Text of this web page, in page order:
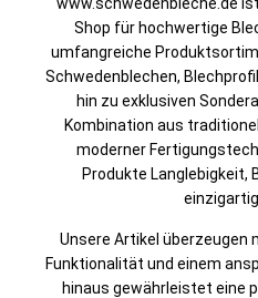
Shop für hochwertige
umfangreiche
Schwedenblechen,
hin zu exklusiven
Kombination aus
moderner
Produkte Langlebigkeit,
Unsere Artikel überzeugen
Funktionalität und einem
hinaus gewährleistet eine